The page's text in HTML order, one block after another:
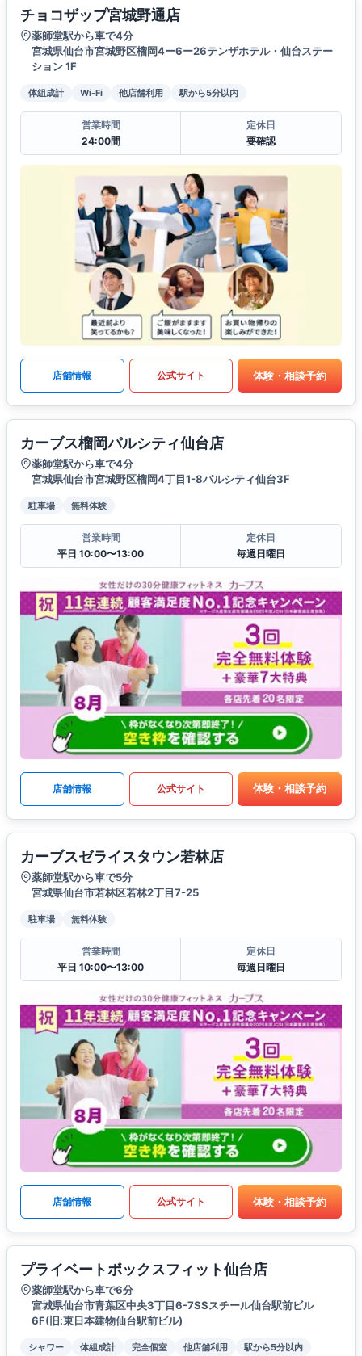
チョコザップ宮城野通店
薬師堂駅から車で4分
宮城県仙台市宮城野区榴岡4ー6ー26テンザホテル・仙台ステー
ション 1F
体組成計 Wi-Fi 他店舗利用 駅から5分以内
営業時間
24:00間
定休日
要確認
店舗情報 公式サイト 体験・相談予約
カーブス榴岡パルシティ仙台店
薬師堂駅から車で4分
宮城県仙台市宮城野区榴岡4丁目1-8パルシティ仙台3F
駐車場 無料体験
営業時間
平日 10:00〜13:00
定休日
毎週日曜日
店舗情報 公式サイト 体験・相談予約
カーブスゼライスタウン若林店
薬師堂駅から車で5分
宮城県仙台市若林区若林2丁目7-25
駐車場 無料体験
営業時間
平日 10:00〜13:00
定休日
毎週日曜日
店舗情報 公式サイト 体験・相談予約
プライベートボックスフィット仙台店
薬師堂駅から車で6分
宮城県仙台市青葉区中央3丁目6-7SSスチール仙台駅前ビル
6F(旧:東日本建物仙台駅前ビル)
シャワー 体組成計 完全個室 他店舗利用 駅から5分以内